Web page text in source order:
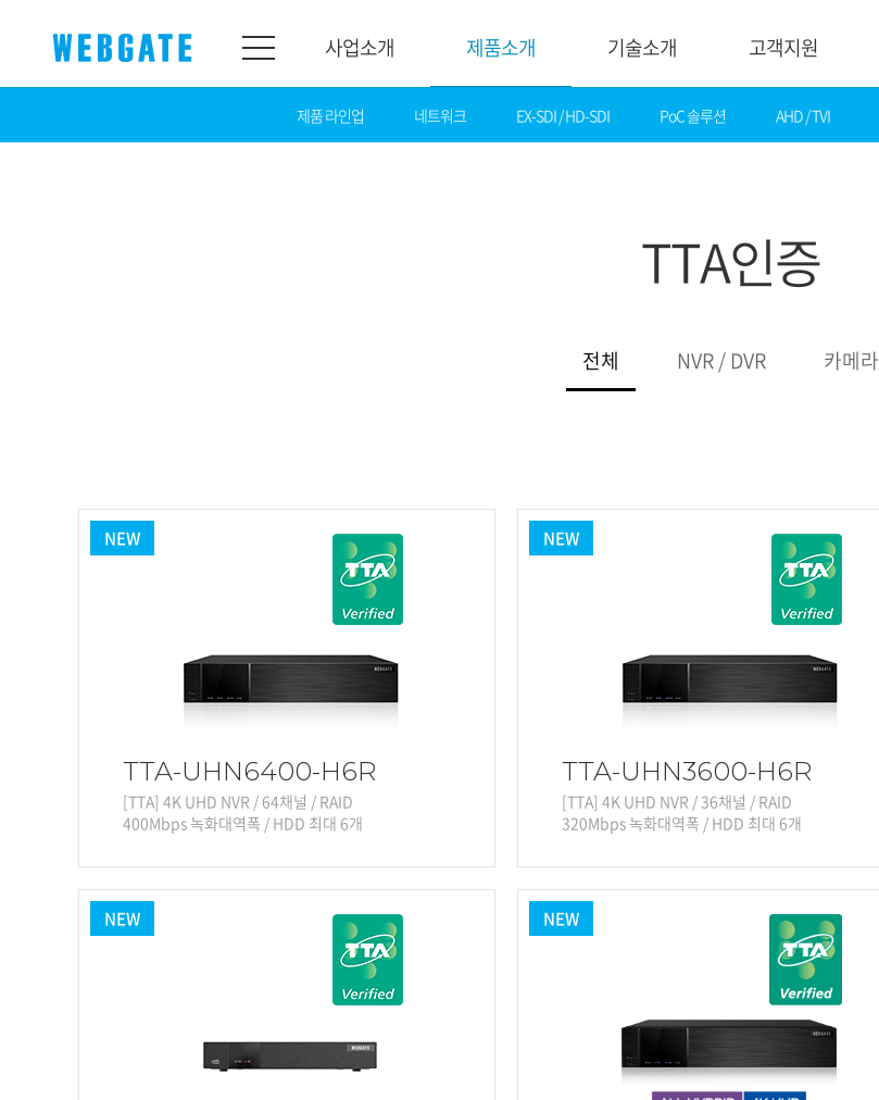
대리점
오시는길
제품소개
PoC 카메라
AHD / TVI
DVR
카메라
특화제품
불꽃감지 카메라
외장 스토리지
기타
소프트웨어
모바일
재분배서버
기술소개
게임&카지노
은행
아파트
사업소개 제품소개
제품 라인업 네트워크 EX-SDI / HD-SDI PoC 솔루션 AHD / TVI
기술소개 고객지원
TTA인증
전체 NVR / DVR 카메라
NEW
TTA-UHN6400-H6R
[TTA] 4K UHD NVR / 64채널 / RAID
400Mbps 녹화대역폭 / HDD 최대 6개
NEW
TTA-UHN3600-H6R
[TTA] 4K UHD NVR / 36채널 / RAID
320Mbps 녹화대역폭 / HDD 최대 6개
NEW NEW